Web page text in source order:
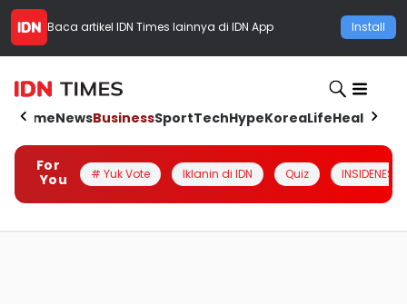
Baca artikel IDN Times lainnya di IDN App Install
HomeNewsBusinessSportTechHypeKoreaLifeHealth
For
You
# Yuk Vote Iklanin di IDN Quiz INSIDENESIA